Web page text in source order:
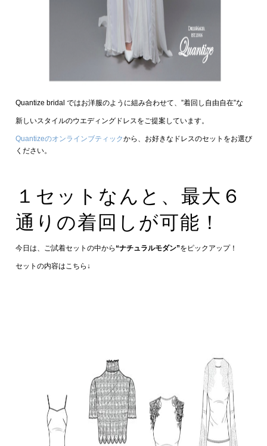
Quantize bridal ではお洋服のように組み合わせて、”着回し自由自在”な
新しいスタイルのウエディングドレスをご提案しています。
Quantizeのオンラインブティックから、お好きなドレスのセットをお選び
ください。
１セットなんと、最大６
通りの着回しが可能！
今日は、ご試着セットの中から“ナチュラルモダン”をピックアップ！
セットの内容はこちら↓